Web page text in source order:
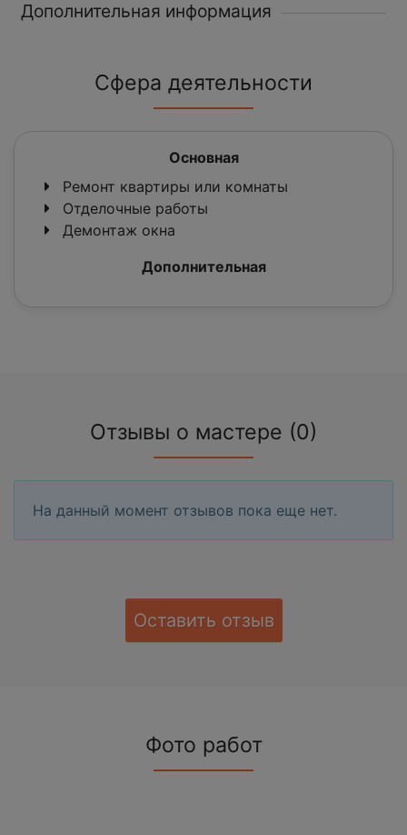
Дополнительная информация
Сфера деятельности
Основная
Ремонт квартиры или комнаты
Отделочные работы
Демонтаж окна
Дополнительная
Отзывы о мастере (0)
На данный момент отзывов пока еще нет.
Оставить отзыв
Фото работ